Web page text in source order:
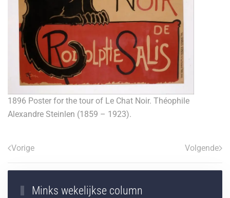
1896 Poster for the tour of Le Chat Noir. Théophile
Alexandre Steinlen (1859 – 1923).
Vorige Volgende
Minks wekelijkse column